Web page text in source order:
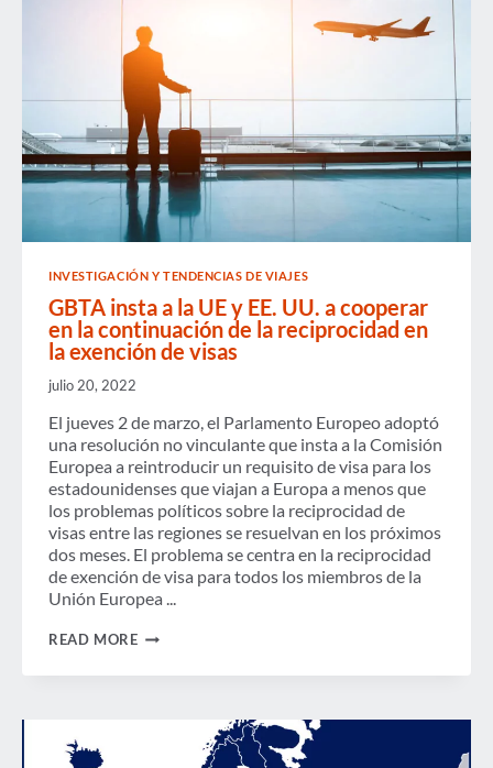
LOS
VIAJES
NEGOCIOS
EUROPA
ESTÁ
EN
JUEGO
INVESTIGACIÓN Y TENDENCIAS DE VIAJES
GBTA insta a la UE y EE. UU. a cooperar
en la continuación de la reciprocidad en
la exención de visas
julio 20, 2022
El jueves 2 de marzo, el Parlamento Europeo adoptó
una resolución no vinculante que insta a la Comisión
Europea a reintroducir un requisito de visa para los
estadounidenses que viajan a Europa a menos que
los problemas políticos sobre la reciprocidad de
visas entre las regiones se resuelvan en los próximos
dos meses. El problema se centra en la reciprocidad
de exención de visa para todos los miembros de la
Unión Europea ...
READ MOREGBTA